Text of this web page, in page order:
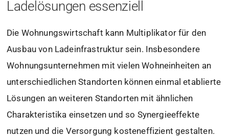
Ladelösungen essenziell
Die Wohnungswirtschaft kann Multiplikator für den
Ausbau von Ladeinfrastruktur sein. Insbesondere
Wohnungsunternehmen mit vielen Wohneinheiten an
unterschiedlichen Standorten können einmal etablierte
Lösungen an weiteren Standorten mit ähnlichen
Charakteristika einsetzen und so Synergieeffekte
nutzen und die Versorgung kosteneffizient gestalten.